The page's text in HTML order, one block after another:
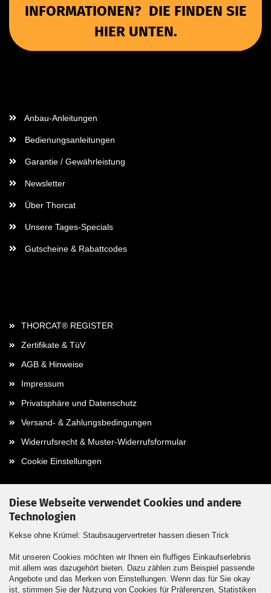
Diese Webseite verwendet Cookies und andere
Technologien
Kekse ohne Krümel: Staubsaugervertreter hassen diesen Trick
Mit unseren Cookies möchten wir Ihnen ein fluffiges Einkaufserlebnis
mit allem was dazugehört bieten. Dazu zählen zum Beispiel passende
Angebote und das Merken von Einstellungen. Wenn das für Sie okay
ist, stimmen Sie der Nutzung von Cookies für Präferenzen, Statistiken
INFORMATIONEN? DIE FINDEN SIE
HIER UNTEN.
Anbau-Anleitungen
Bedienungsanleitungen
Garantie / Gewährleistung
Newsletter
Über Thorcat
Unsere Tages-Specials
Gutscheine & Rabattcodes
THORCAT® REGISTER
Zertifikate & TüV
AGB & Hinweise
Impressum
Privatsphäre und Datenschutz
Versand- & Zahlungsbedingungen
Widerrufsrecht & Muster-Widerrufsformular
Cookie Einstellungen
Kontaktdaten
Kontakt / Formular
Callback Service